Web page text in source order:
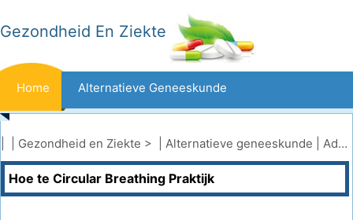
Gezondheid En Ziekte
Home Alternatieve Geneeskunde
Beten En Steken Kanker
Aandoeningen En Behandelingen
Gezondheid en Ziekte > | Alternatieve geneeskunde Ademwerk
Hoe te Circular Breathing Praktijk